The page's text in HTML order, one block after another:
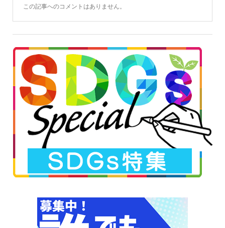
この記事へのコメントはありません。